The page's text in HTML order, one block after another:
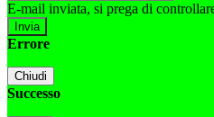
E-mail inviata, si prega di
Errore
Chiudi
Successo